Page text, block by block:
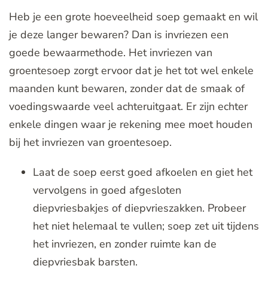
Heb je een grote hoeveelheid soep gemaakt en wil
je deze langer bewaren? Dan is invriezen een
goede bewaarmethode. Het invriezen van
groentesoep zorgt ervoor dat je het tot wel enkele
maanden kunt bewaren, zonder dat de smaak of
voedingswaarde veel achteruitgaat. Er zijn echter
enkele dingen waar je rekening mee moet houden
bij het invriezen van groentesoep.
Laat de soep eerst goed afkoelen en giet het
vervolgens in goed afgesloten
diepvriesbakjes of diepvrieszakken. Probeer
het niet helemaal te vullen; soep zet uit tijdens
het invriezen, en zonder ruimte kan de
diepvriesbak barsten.